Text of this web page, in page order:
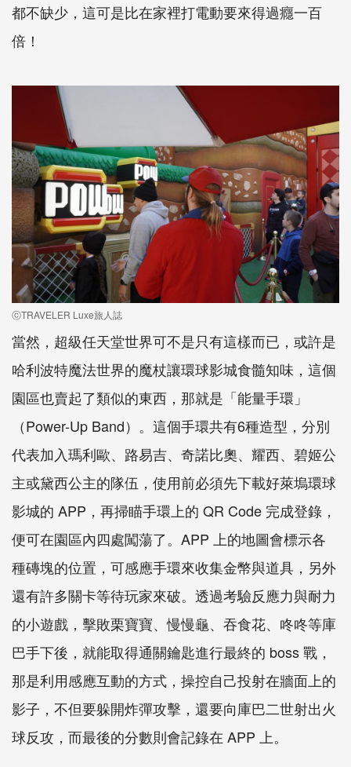
都不缺少，這可是比在家裡打電動要來得過癮一百
倍！
ⓒTRAVELER Luxe旅人誌
當然，超級任天堂世界可不是只有這樣而已，或許是
哈利波特魔法世界的魔杖讓環球影城食髓知味，這個
園區也賣起了類似的東西，那就是「能量手環」
（Power-Up Band）。這個手環共有6種造型，分別
代表加入瑪利歐、路易吉、奇諾比奧、耀西、碧姬公
主或黛西公主的隊伍，使用前必須先下載好萊塢環球
影城的 APP，再掃瞄手環上的 QR Code 完成登錄，
便可在園區內四處闖蕩了。APP 上的地圖會標示各
種磚塊的位置，可感應手環來收集金幣與道具，另外
還有許多關卡等待玩家來破。透過考驗反應力與耐力
的小遊戲，擊敗栗寶寶、慢慢龜、吞食花、咚咚等庫
巴手下後，就能取得通關鑰匙進行最終的 boss 戰，
那是利用感應互動的方式，操控自己投射在牆面上的
影子，不但要躲開炸彈攻擊，還要向庫巴二世射出火
球反攻，而最後的分數則會記錄在 APP 上。